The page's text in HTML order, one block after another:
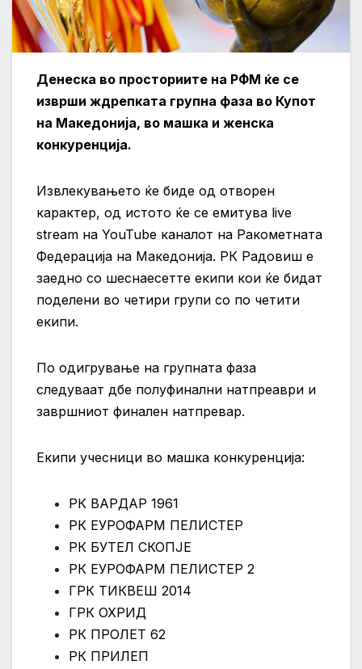
Денеска во просториите на РФМ ќе се
изврши ждрепката групна фаза во Купот
на Македонија, во машка и женска
конкуренција.
Извлекувањето ќе биде од отворен
карактер, од истото ќе се емитува live
stream на YouTube каналот на Ракометната
Федерација на Македонија. РК Радовиш е
заедно со шеснаесетте екипи кои ќе бидат
поделени во четири групи со по четити
екипи.
По одигрување на групната фаза
следуваат дбе полуфинални натпреаври и
завршниот финален натпревар.
Екипи учесници во машка конкуренција:
РК ВАРДАР 1961
РК ЕУРОФАРМ ПЕЛИСТЕР
РК БУТЕЛ СКОПЈЕ
РК ЕУРОФАРМ ПЕЛИСТЕР 2
ГРК ТИКВЕШ 2014
ГРК ОХРИД
РК ПРОЛЕТ 62
РК ПРИЛЕП